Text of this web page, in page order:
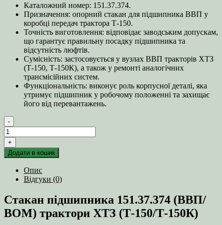
Каталожний номер: 151.37.374.
Призначення: опорний стакан для підшипника ВВП у
коробці передач трактора Т‑150.
Точність виготовлення: відповідає заводським допускам,
що гарантує правильну посадку підшипника та
відсутність люфтів.
Сумісність: застосовується у вузлах ВВП тракторів ХТЗ
(Т‑150, Т‑150К), а також у ремонті аналогічних
трансмісійних систем.
Функціональність: виконує роль корпусної деталі, яка
утримує підшипник у робочому положенні та захищає
його від перевантажень.
-
Стакан
підшипника
151.37.374
(ВВП/
трактори
Т‑150К)
кількість
+
Додати в кошик
Опис
Відгуки (0)
Стакан підшипника 151.37.374 (ВВП/
ВОМ) трактори ХТЗ (Т‑150/Т‑150К)